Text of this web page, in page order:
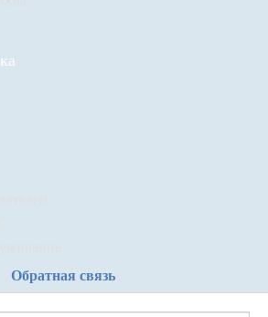
Обратная связь